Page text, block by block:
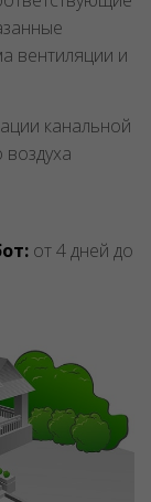
вентиляции и
канальной
от 4 дней до